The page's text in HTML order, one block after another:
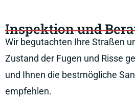
Inspektion und
Wir begutachten Ihre Straßen
Zustand der Fugen und Risse
und Ihnen die bestmögliche
empfehlen.